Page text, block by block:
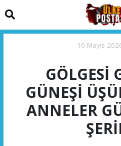
10 Mayıs
GÖLGESİ
GÜNEŞİ
ANNELER